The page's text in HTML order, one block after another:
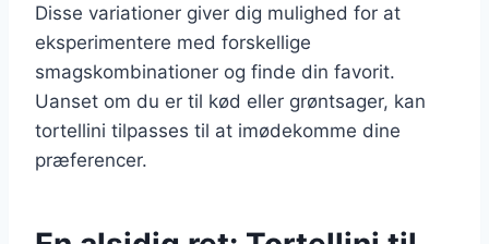
Disse variationer giver dig mulighed for at
eksperimentere med forskellige
smagskombinationer og finde din favorit.
Uanset om du er til kød eller grøntsager, kan
tortellini tilpasses til at imødekomme dine
præferencer.